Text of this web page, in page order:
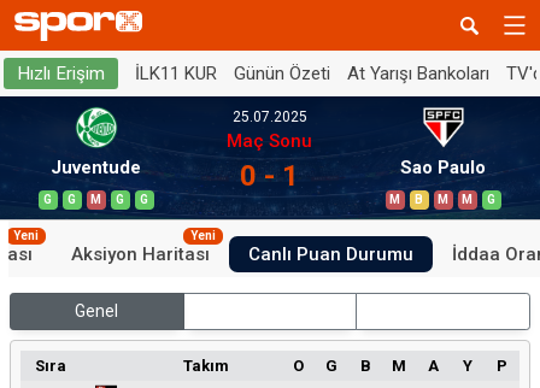
Hızlı Erişim İLK11 KUR Günün Özeti At Yarışı Bankoları
Juventude
G G M G G
25.07.2025
Maç Sonu
0 - 1 Sao Paulo
M B M M G
Yeni
Aksiyon Haritası
Yeni
Canlı Puan Durumu İddaa
Genel
Sıra Takım O G B M A Y
P